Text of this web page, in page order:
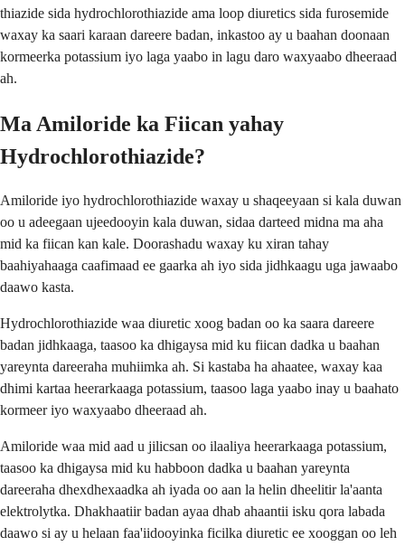
thiazide sida hydrochlorothiazide ama loop diuretics sida furosemide
waxay ka saari karaan dareere badan, inkastoo ay u baahan doonaan
kormeerka potassium iyo laga yaabo in lagu daro waxyaabo dheeraad
ah.
Ma Amiloride ka Fiican yahay
Hydrochlorothiazide?
Amiloride iyo hydrochlorothiazide waxay u shaqeeyaan si kala duwan
oo u adeegaan ujeedooyin kala duwan, sidaa darteed midna ma aha
mid ka fiican kan kale. Doorashadu waxay ku xiran tahay
baahiyahaaga caafimaad ee gaarka ah iyo sida jidhkaagu uga jawaabo
daawo kasta.
Hydrochlorothiazide waa diuretic xoog badan oo ka saara dareere
badan jidhkaaga, taasoo ka dhigaysa mid ku fiican dadka u baahan
yareynta dareeraha muhiimka ah. Si kastaba ha ahaatee, waxay kaa
dhimi kartaa heerarkaaga potassium, taasoo laga yaabo inay u baahato
kormeer iyo waxyaabo dheeraad ah.
Amiloride waa mid aad u jilicsan oo ilaaliya heerarkaaga potassium,
taasoo ka dhigaysa mid ku habboon dadka u baahan yareynta
dareeraha dhexdhexaadka ah iyada oo aan la helin dheelitir la'aanta
elektrolytka. Dhakhaatiir badan ayaa dhab ahaantii isku qora labada
daawo si ay u helaan faa'iidooyinka ficilka diuretic ee xooggan oo leh